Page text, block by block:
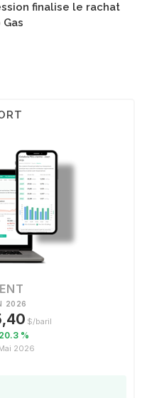
finalise le rachat
2026
$/baril
%
2026